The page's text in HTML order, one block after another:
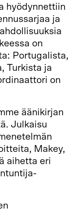
hyödynnettiin
ja
on
Portugalista,
Turkista ja
on
äänikirjan
Julkaisu
Makey,
aihetta eri